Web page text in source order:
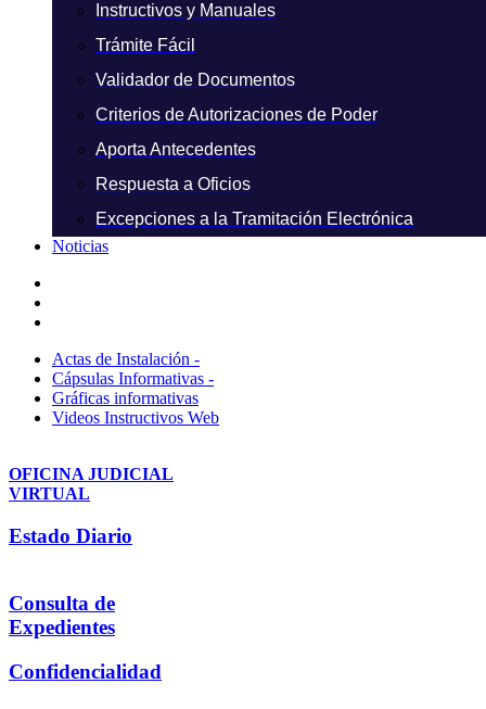
Instructivos y Manuales
Trámite Fácil
Validador de Documentos
Criterios de Autorizaciones de Poder
Aporta Antecedentes
Respuesta a Oficios
Excepciones a la Tramitación Electrónica
Noticias
Actas de Instalación -
Cápsulas Informativas -
Gráficas informativas
Videos Instructivos Web
OFICINA JUDICIAL
VIRTUAL
Estado Diario
Consulta de
Expedientes
Confidencialidad